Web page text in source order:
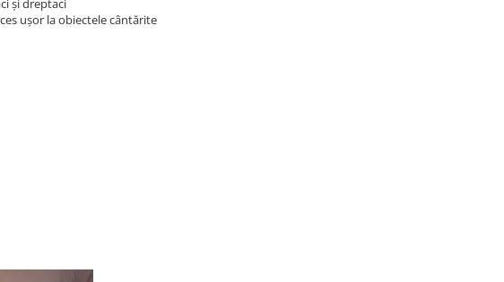
și dreptaci
ușor la obiectele cântărite